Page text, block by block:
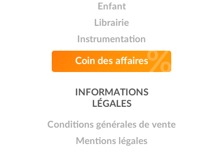
Enfant
Librairie
Instrumentation
Coin des affaires
INFORMATIONS
LÉGALES
Conditions générales de vente
Mentions légales